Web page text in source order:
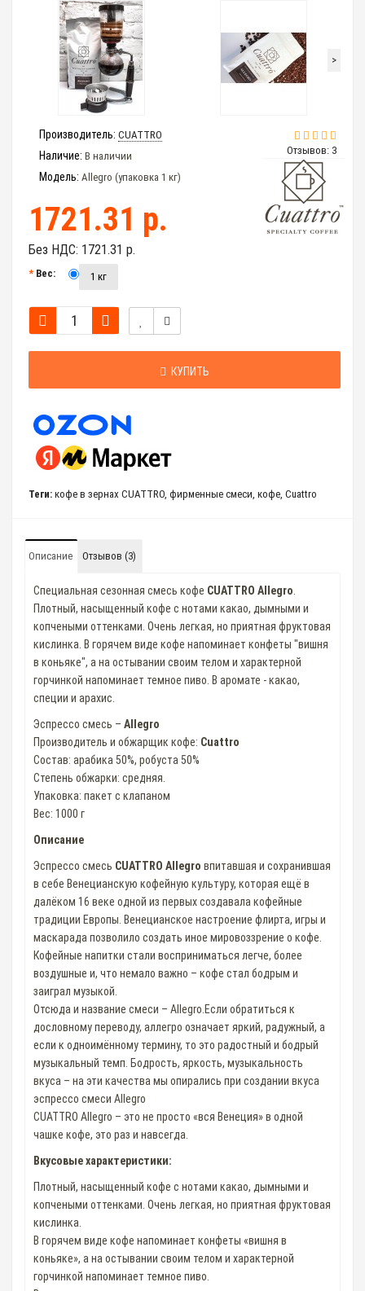
>
Отзывов: 3
Производитель: CUATTRO
Наличие: В наличии
Модель: Allegro (упаковка 1 кг)
1721.31 р.
Без НДС: 1721.31 р.
Вес: 1 кг
КУПИТЬ
Теги: кофе в зернах CUATTRO, фирменные смеси, кофе, Cuattro
Описание Отзывов (3)
Специальная сезонная смесь кофе CUATTRO Allegro
Плотный, насыщенный кофе с нотами какао, дымными и
копчеными оттенками. Очень легкая, но приятная фруктовая
кислинка. В горячем виде кофе напоминает конфеты "вишня
в коньяке", а на остывании своим телом и характерной
горчинкой напоминает темное пиво. В аромате - какао,
специи и арахис.
Эспрессо смесь – Allegro
Производитель и обжарщик кофе: Cuattro
Состав: арабика 50%, робуста 50%
Степень обжарки: средняя.
Упаковка: пакет с клапаном
Вес: 1000 г
Описание
Эспрессо смесь CUATTRO Allegro впитавшая и сохранившая
в себе Венецианскую кофейную культуру, которая ещё в
далёком 16 веке одной из первых создавала кофейные
традиции Европы. Венецианское настроение флирта, игры и
маскарада позволило создать иное мировоззрение о кофе.
Кофейные напитки стали восприниматься легче, более
воздушные и, что немало важно – кофе стал бодрым и
заиграл музыкой.
Отсюда и название смеси – Allegro.Если обратиться к
дословному переводу, аллегро означает яркий, радужный, а
если к одноимённому термину, то это радостный и бодрый
музыкальный темп. Бодрость, яркость, музыкальность
вкуса – на эти качества мы опирались при создании вкуса
эспрессо смеси Allegro
CUATTRO Allegro – это не просто «вся Венеция» в одной
чашке кофе, это раз и навсегда.
Вкусовые характеристики:
Плотный, насыщенный кофе с нотами какао, дымными и
копчеными оттенками. Очень легкая, но приятная фруктовая
кислинка.
В горячем виде кофе напоминает конфеты «вишня в
коньяке», а на остывании своим телом и характерной
горчинкой напоминает темное пиво.